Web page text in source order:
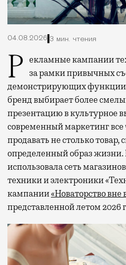
04.08.2026 3 мин. чтения
Рекламные кампании техники редко выходят
за рамки привычных
демонстрирующих функции
бренд выбирает более
презентацию в культурное
современный маркетинг
продавать не столько товар,
определенный образ
использовала сеть
техники и электроники
кампании«Новаторство вне
представленной летом 2026